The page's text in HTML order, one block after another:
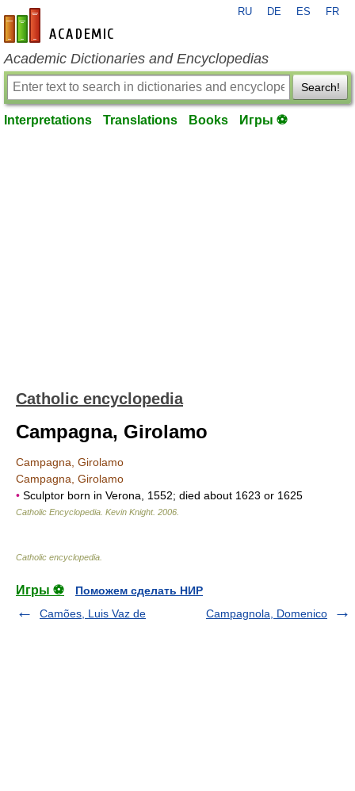
en-academic.com
RU DE ES FR
Academic Dictionaries and Encyclopedias
Search!
Interpretations Translations Books Игры ⚽
Catholic encyclopedia
Campagna, Girolamo
Campagna, Girolamo
Campagna, Girolamo
• Sculptor born in Verona, 1552; died about 1623 or 1625
Catholic Encyclopedia Kevin Knight. 2006
Catholic encyclopedia
Игры ⚽
Поможем сделать НИР
Camões, Luis Vaz de
Campagnola, Domenico